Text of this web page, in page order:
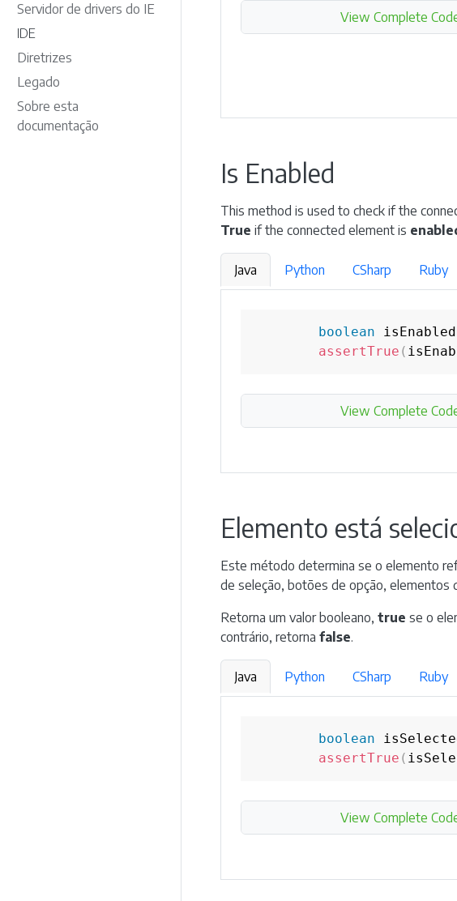
Servidor de drivers do IE
IDE
Diretrizes
Legado
Sobre esta
documentação
View Complete
Is Enabled
This method is used to check if the
True if the connected element is
Java Python CSharp Ruby
boolean
assertTrue (
View Complete
Elemento está
Este método determina se o elemento
de seleção, botões de opção, elementos
Retorna um valor booleano, true se o
contrário, retorna false.
Java Python CSharp Ruby
boolean
assertTrue (
View Complete